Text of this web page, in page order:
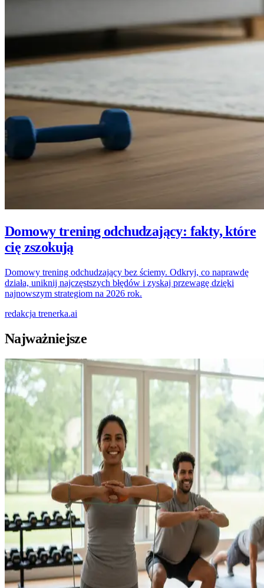
Domowy trening odchudzający: fakty, które
cię zszokują
Domowy trening odchudzający bez ściemy. Odkryj, co naprawdę
działa, uniknij najczęstszych błędów i zyskaj przewagę dzięki
najnowszym strategiom na 2026 rok.
redakcja trenerka.ai
Najważniejsze